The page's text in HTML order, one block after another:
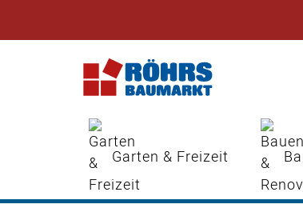
Zum Hauptinhalt springen
Garten & Freizeit